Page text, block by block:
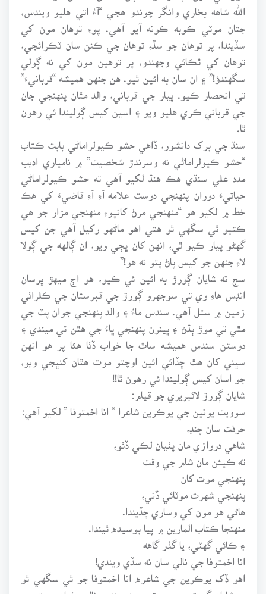
الله شاهه بخاري وانگر چوندو هجي “آءُ اتي هليو ويندس،
جتان موٽي ڪوبه ڪونه آيو آهي. پوءِ توهان مون کي
سڏيندا، پر توهان جو سڏ، توهان جي ڪنن سان ٽڪرائجي،
توهان کي ٿڪائي وجهندو، پر توهين مون کي نه ڳولي
سگهندؤ!” ۽ ان سان به ائين ٿيو. هن جنهن هميشه “قربانيءَ”
تي انحصار ڪيو. پيار جي قرباني، والد مٿان پنهنجي جان
جي قرباني ڪري هليو ويو ۽ اسين کيس ڳوليندا ئي رهون
ٿا.
سنڌ جي برک دانشور، ڏاهي حشو ڪيولراماڻي بابت ڪتاب
“حشو ڪيولراماڻي نه وسرندڙ شخصيت” ۾ نامياري اديب
مدد علي سنڌي هڪ هنڌ لکيو آهي ته حشو ڪيولراماڻي
حياتيءَ دوران پنهنجي دوست علامه آءِ آءِ قاضيءَ کي هڪ
خط ۾ لکيو هو “منهنجي مرڻ کانپوءِ منهنجي مزار جو هي
ڪتبو ٿي سگهي ٿو هتي اهو ماڻهو رکيل آهي جن کيس
گهڻو پيار ڪيو ٿي، انهن کان ڀڄي ويو، ان ڳالهه جي ڳولا
لاءِ جنهن جو کيس پاڻ پتو نه هو!”
سچ ته شايان ڳورڙ به ائين ئي ڪيو، هو اڄ ميهڙ ڀرسان
انڊس هاءِ وي تي سوجهرو ڳورڙ جي قبرستان جي ڪلراٺي
زمين ۾ ستل آهي. سندس ماءُ ۽ والد پنهنجي جوان پٽ جي
مٿي تي موڙ ٻڌڻ ۽ ڀينرن پنهنجي ڀاءُ جي هٿن تي ميندي ۽
دوستن سندس هميشه ساٿ جا خواب ڏٺا هئا پر هو انهن
سڀني کان هٿ ڇڏائي ائين اوچتو موت هٿان کنڀجي ويو،
جو اسان کيس ڳوليندا ئي رهون ٿا!!
شايان ڳورڙ لائبريري جو قيام:
سوويت يونين جي يوڪرين شاعرا “ انا اخمتوفا ” لکيو آهي:
حرفت سان چنڊ،
شاهي دروازي مان پٺيان لڪي ڏٺو،
ته ڪيئن مان شام جي وقت
پنهنجي موت کان
پنهنجي شهرت موٽائي ڏني،
هاڻي هو مون کي وساري ڇڏيندا.
منهنجا ڪتاب المارين ۾ پيا بوسيده ٿيندا.
۽ ڪائي گهٽي، يا گذر گاهه
انا اخمتوفا جي نالي سان نه سڏي ويندي!
اهو ڏک يوڪرين جي شاعره انا اخمتوفا جو ٿي سگهي ٿو
پر شايان ڳورڙ جي وڇوڙي بعد سندس نالي پٺيان ميهڙ جي